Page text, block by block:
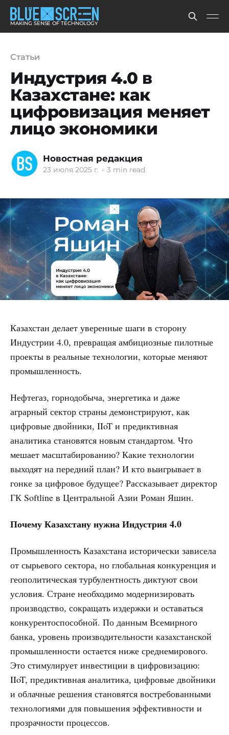
MAKING SENSE OF TECHNOLOGY
Статьи
Индустрия 4.0 в
Казахстане: как
цифровизация меняет
лицо экономики
Новостная редакция
23 июля 2025 г. • 3 min read
Казахстан делает уверенные шаги в сторону
Индустрии 4.0, превращая амбициозные пилотные
проекты в реальные технологии, которые меняют
промышленность.
Нефтегаз, горнодобыча, энергетика и даже
аграрный сектор страны демонстрируют, как
цифровые двойники, IIoT и предиктивная
аналитика становятся новым стандартом. Что
мешает масштабированию? Какие технологии
выходят на передний план? И кто выигрывает в
гонке за цифровое будущее? Рассказывает директор
ГК Softline в Центральной Азии Роман Яшин.
Почему Казахстану нужна Индустрия 4.0
Промышленность Казахстана исторически зависела
от сырьевого сектора, но глобальная конкуренция и
геополитическая турбулентность диктуют свои
условия. Стране необходимо модернизировать
производство, сокращать издержки и оставаться
конкурентоспособной. По данным Всемирного
банка, уровень производительности казахстанской
промышленности остается ниже среднемирового.
Это стимулирует инвестиции в цифровизацию:
IIoT, предиктивная аналитика, цифровые двойники
и облачные решения становятся востребованными
технологиями для повышения эффективности и
прозрачности процессов.